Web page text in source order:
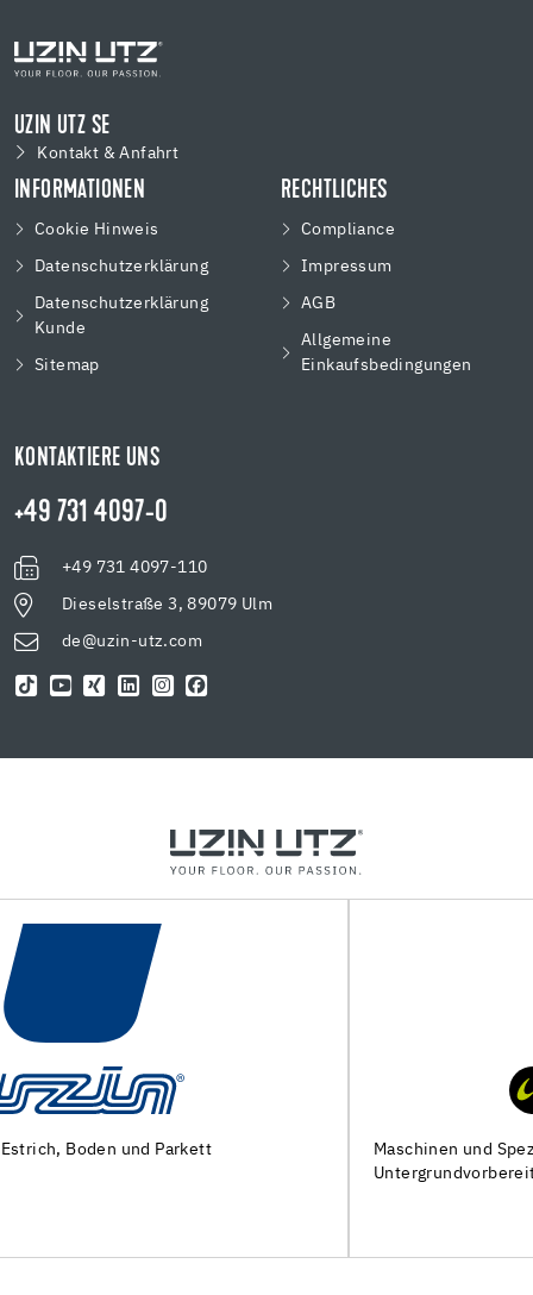
UZIN UTZ SE
Kontakt & Anfahrt
INFORMATIONEN
Cookie Hinweis
Datenschutzerklärung
Datenschutzerklärung
Kunde
Sitemap
RECHTLICHES
Compliance
Impressum
AGB
Allgemeine
Einkaufsbedingungen
KONTAKTIERE UNS
+49 731 4097-0
+49 731 4097-110
Dieselstraße 3, 89079 Ulm
de@uzin-utz.com
Maschinen und Spezialwerkzeuge zur
Untergrundvorbereitung und Verlegung von Bodenbelägen